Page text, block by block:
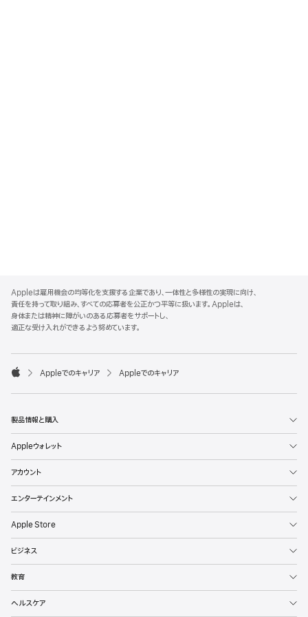
p
p
l
e
o
t
Appleは雇用機会の均等化を支援する企業であり、一体性と多様性の実現に向け、
責任を持って取り組み、すべての応募者を公正かつ平等に扱います。Appleは、
身体または精神に障がいのある応募者をサポートし、
適正な受け入れができるよう努めています。

p
l
Appleでのキャリア Appleでのキャリア
製品情報と購入
Appleウォレット
アカウント
エンターテインメント
Apple Store
ビジネス
教育
ヘルスケア